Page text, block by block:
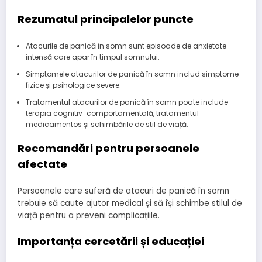
Rezumatul principalelor puncte
Atacurile de panică în somn sunt episoade de anxietate
intensă care apar în timpul somnului.
Simptomele atacurilor de panică în somn includ simptome
fizice și psihologice severe.
Tratamentul atacurilor de panică în somn poate include
terapia cognitiv-comportamentală, tratamentul
medicamentos și schimbările de stil de viață.
Recomandări pentru persoanele
afectate
Persoanele care suferă de atacuri de panică în somn
trebuie să caute ajutor medical și să își schimbe stilul de
viață pentru a preveni complicațiile.
Importanța cercetării și educației